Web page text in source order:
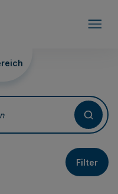
Filter